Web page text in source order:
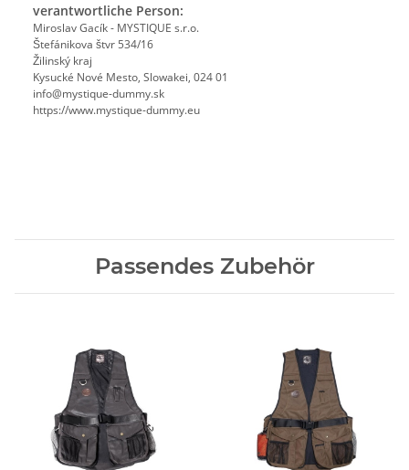
verantwortliche Person:
Miroslav Gacík - MYSTIQUE s.r.o.
Štefánikova štvr 534/16
Žilinský kraj
Kysucké Nové Mesto, Slowakei, 024 01
info@mystique-dummy.sk
https://www.mystique-dummy.eu
Passendes Zubehör